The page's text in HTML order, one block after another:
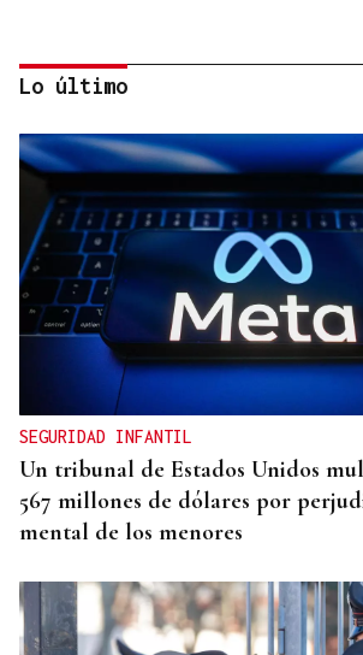
LA REVISTA
La playlist de... Jay Doe
Lo último
SEGURIDAD INFANTIL
Un tribunal de Estados Unidos
567 millones de dólares por
mental de los menores